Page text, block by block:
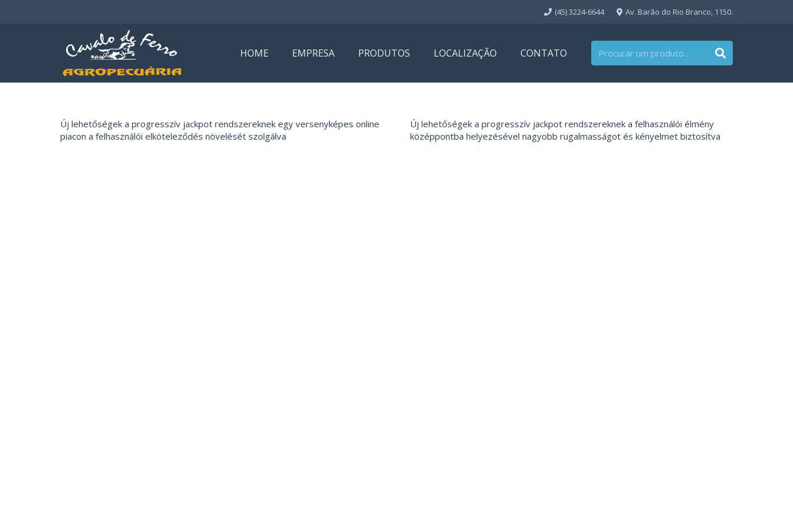
(45) 3224-6644 Av. Barão do Rio Branco, 1150.
HOME EMPRESA PRODUTOS LOCALIZAÇÃO CONTATO
Új lehetőségek a progresszív jackpot rendszereknek egy versenyképes online
piacon a felhasználói elköteleződés növelését szolgálva
Új lehetőségek a progresszív jackpot rendszereknek a felhasználói élmény
középpontba helyezésével nagyobb rugalmasságot és kényelmet biztosítva